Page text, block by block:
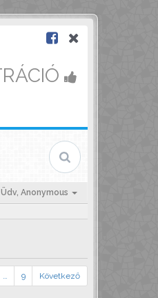
Üdv, Anonymous
… 9 Következő